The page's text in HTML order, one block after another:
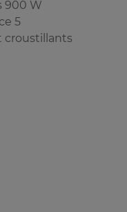
900 W
5
croustillants